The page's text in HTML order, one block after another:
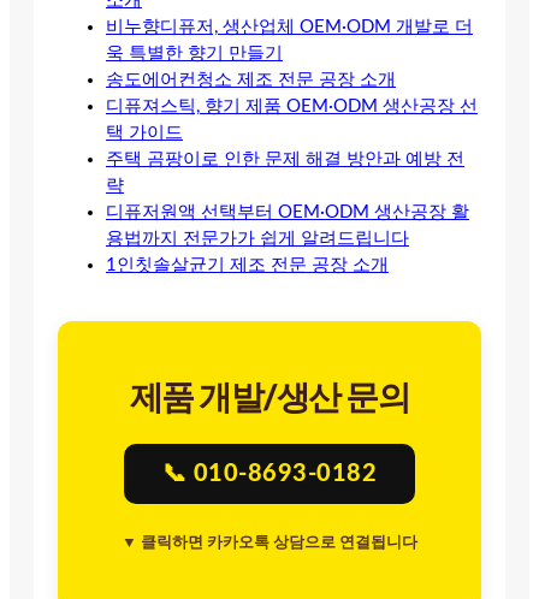
비누향디퓨저, 생산업체 OEM·ODM 개발로 더
욱 특별한 향기 만들기
송도에어컨청소 제조 전문 공장 소개
디퓨져스틱, 향기 제품 OEM·ODM 생산공장 선
택 가이드
주택 곰팡이로 인한 문제 해결 방안과 예방 전
략
디퓨저원액 선택부터 OEM·ODM 생산공장 활
용법까지 전문가가 쉽게 알려드립니다
1인칫솔살균기 제조 전문 공장 소개
제품 개발/생산 문의
📞 010-8693-0182
▼ 클릭하면 카카오톡 상담으로 연결됩니다